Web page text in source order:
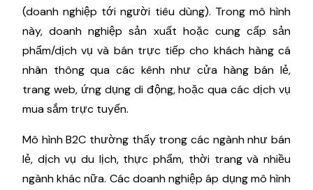
(doanh nghiệp tới người tiêu dùng). Trong mô hình
này, doanh nghiệp sản xuất hoặc cung cấp sản
phẩm/dịch vụ và bán trực tiếp cho khách hàng cá
nhân thông qua các kênh như cửa hàng bán lẻ,
trang web, ứng dụng di động, hoặc qua các dịch vụ
mua sắm trực tuyến.
Mô hình B2C thường thấy trong các ngành như bán
lẻ, dịch vụ du lịch, thực phẩm, thời trang và nhiều
ngành khác nữa. Các doanh nghiệp áp dụng mô hình